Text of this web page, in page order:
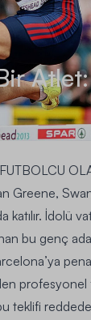
Greene,
katılır. İdolü
bu genç
teklifi